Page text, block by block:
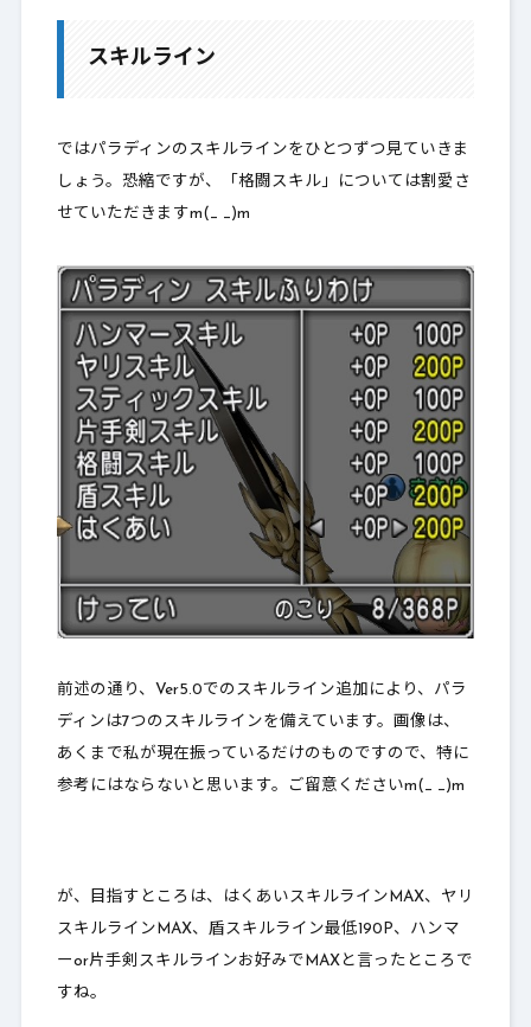
スキルライン
ではパラディンのスキルラインをひとつずつ見ていきま
しょう。恐縮ですが、「格闘スキル」については割愛さ
せていただきますm(_ _)m
前述の通り、Ver5.0でのスキルライン追加により、パラ
ディンは7つのスキルラインを備えています。画像は、
あくまで私が現在振っているだけのものですので、特に
参考にはならないと思います。ご留意くださいm(_ _)m
が、目指すところは、はくあいスキルラインMAX、ヤリ
スキルラインMAX、盾スキルライン最低190P、ハンマ
ーor片手剣スキルラインお好みでMAXと言ったところで
すね。